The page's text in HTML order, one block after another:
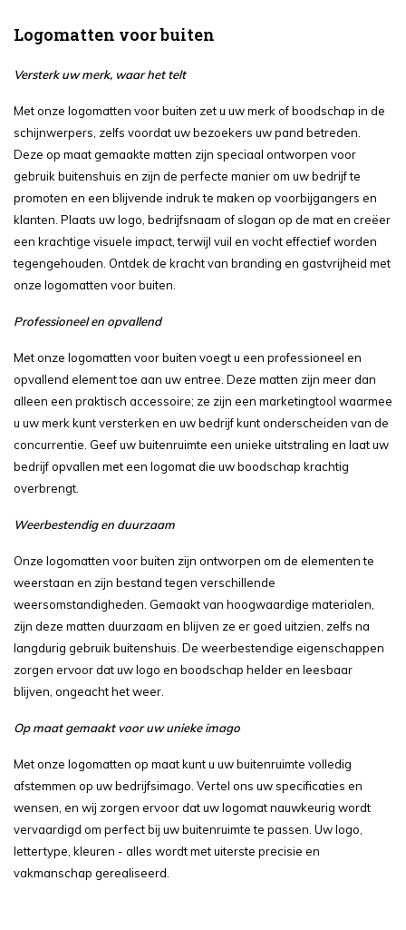
Logomatten voor buiten
Versterk uw merk, waar het telt
Met onze logomatten voor buiten zet u uw merk of boodschap in de
schijnwerpers, zelfs voordat uw bezoekers uw pand betreden.
Deze op maat gemaakte matten zijn speciaal ontworpen voor
gebruik buitenshuis en zijn de perfecte manier om uw bedrijf te
promoten en een blijvende indruk te maken op voorbijgangers en
klanten. Plaats uw logo, bedrijfsnaam of slogan op de mat en creëer
een krachtige visuele impact, terwijl vuil en vocht effectief worden
tegengehouden. Ontdek de kracht van branding en gastvrijheid met
onze logomatten voor buiten.
Professioneel en opvallend
Met onze logomatten voor buiten voegt u een professioneel en
opvallend element toe aan uw entree. Deze matten zijn meer dan
alleen een praktisch accessoire; ze zijn een marketingtool waarmee
u uw merk kunt versterken en uw bedrijf kunt onderscheiden van de
concurrentie. Geef uw buitenruimte een unieke uitstraling en laat uw
bedrijf opvallen met een logomat die uw boodschap krachtig
overbrengt.
Weerbestendig en duurzaam
Onze logomatten voor buiten zijn ontworpen om de elementen te
weerstaan en zijn bestand tegen verschillende
weersomstandigheden. Gemaakt van hoogwaardige materialen,
zijn deze matten duurzaam en blijven ze er goed uitzien, zelfs na
langdurig gebruik buitenshuis. De weerbestendige eigenschappen
zorgen ervoor dat uw logo en boodschap helder en leesbaar
blijven, ongeacht het weer.
Op maat gemaakt voor uw unieke imago
Met onze logomatten op maat kunt u uw buitenruimte volledig
afstemmen op uw bedrijfsimago. Vertel ons uw specificaties en
wensen, en wij zorgen ervoor dat uw logomat nauwkeurig wordt
vervaardigd om perfect bij uw buitenruimte te passen. Uw logo,
lettertype, kleuren - alles wordt met uiterste precisie en
vakmanschap gerealiseerd.